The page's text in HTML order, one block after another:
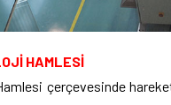
HAMLESİ
çerçevesinde